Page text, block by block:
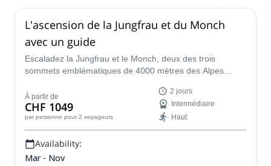
L'ascension de la Jungfrau et du Monch
avec un guide
Escaladez la Jungfrau et le Monch, deux des trois
sommets emblématiques de 4000 mètres des Alpes
guidera pendant ces deux jours d'alpinisme au-dessus de
Grindelwald.
À partir de
CHF 1049
par personne pour 2 voyageurs
2 jours
Intermédiaire
Haut
Availability:
Mar - Nov